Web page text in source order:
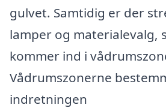
gulvet. Samtidig er der
lamper og materialevalg,
kommer ind i
Vådrumszonerne
indretningen